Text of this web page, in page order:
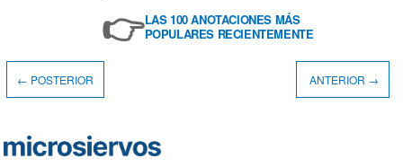
👉LAS 100 ANOTACIONES MÁS
POPULARES RECIENTEMENTE
← POSTERIOR ANTERIOR →